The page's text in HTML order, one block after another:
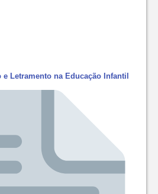
Letramento na Educação Infantil